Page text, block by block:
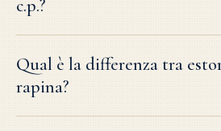
c.p.?
Qual è la differenza tra
rapina?